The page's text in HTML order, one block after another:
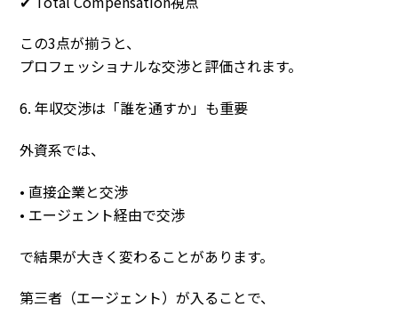
この3点が揃うと、
プロフェッショナルな交渉と評価されます。
6. 年収交渉は「誰を通すか」も重要
外資系では、
• 直接企業と交渉
• エージェント経由で交渉
で結果が大きく変わることがあります。
第三者（エージェント）が入ることで、